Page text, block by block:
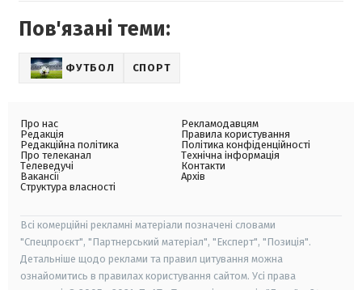
Пов'язані теми:
ФУТБОЛ СПОРТ
Про нас
Редакція
Редакційна політика
Про телеканал
Телеведучі
Вакансії
Структура власності
Рекламодавцям
Правила користування
Політика конфіденційності
Технічна інформація
Контакти
Архів
Всі комерційні рекламні матеріали позначені словами
"Спецпроєкт", "Партнерський матеріал", "Експерт", "Позиція".
Детальніше щодо реклами та правил цитування можна
ознайомитись в правилах користування сайтом. Усі права